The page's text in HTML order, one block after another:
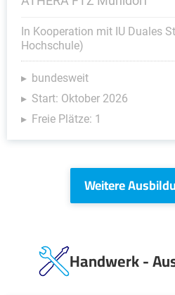
In Kooperation mit IU Duales
Hochschule)
bundesweit
Start: Oktober 2026
Freie Plätze: 1
Weitere
Handwerk -